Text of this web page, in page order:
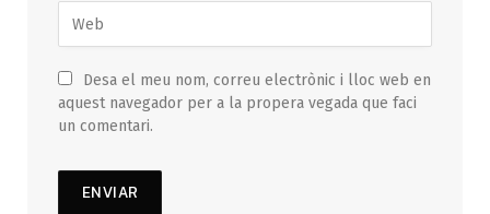
Desa el meu nom, correu electrònic i lloc web en
aquest navegador per a la propera vegada que faci
un comentari.